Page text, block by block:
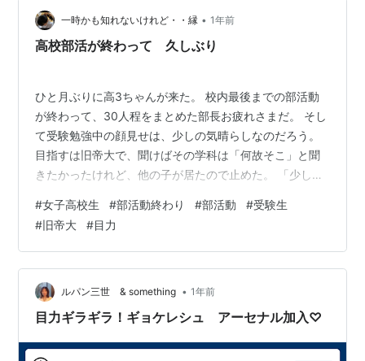
一時かも知れないけれど・・縁 • 1年前
高校部活が終わって 久しぶり
ひと月ぶりに高3ちゃんが来た。 校内最後までの部活動
が終わって、30人程をまとめた部長お疲れさまだ。 そし
て受験勉強中の顔見せは、少しの気晴らしなのだろう。
目指すは旧帝大で、聞けばその学科は「何故そこ」と聞
きたかったけれど、他の子が居たので止めた。 「少し太
いと言う。 横の高1ちゃんに、「〇〇やせたよね」とも。
その会話を聞きながら見た高1ちゃん。 誰に似ているかと
考えて、若い頃の宮沢りえか広瀬すずかなと。 でも2人
より顔小さい、えら張っていない。 最大の違いは濃く く
っきりとした眉と目との近さで、小3時初めて見たその容
姿に怖い程の目力を感…
#女子高校生 #部活動終わり #部活動 #受験生
#旧帝大 #目力
ルパン三世 & something • 1年前
目力ギラギラ！ギョケレシュ アーセナル加入♡